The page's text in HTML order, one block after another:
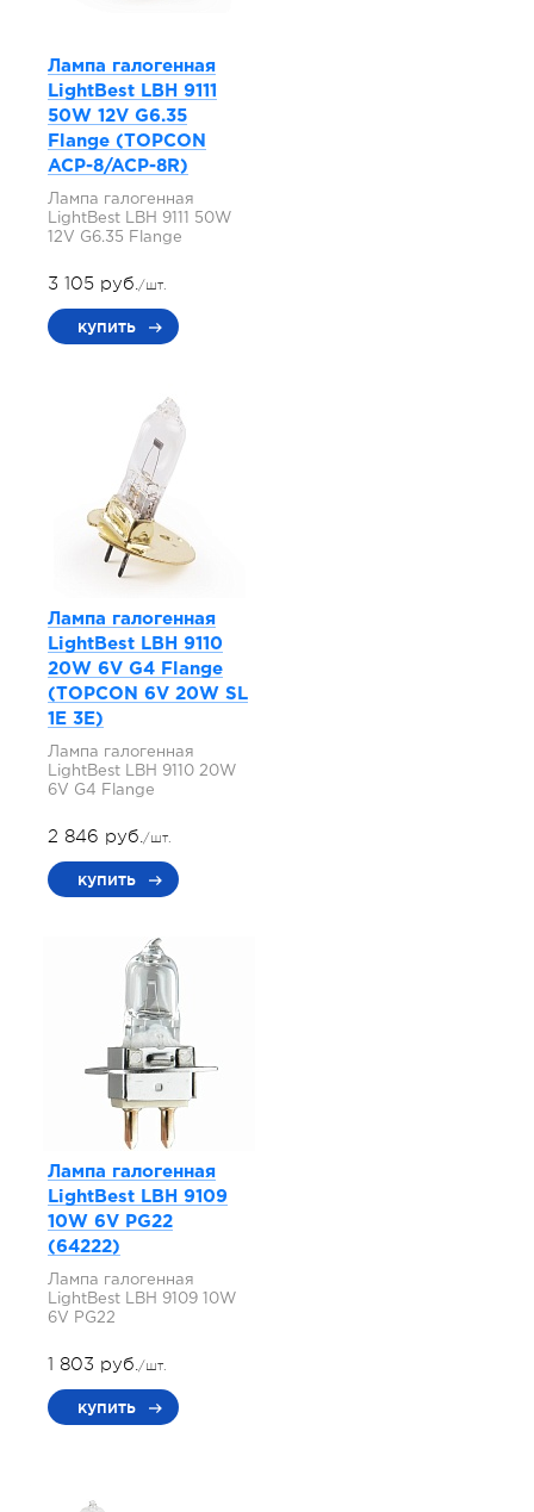
Лампа галогенная
LightBest LBH 9111
50W 12V G6.35
Flange (TOPCON
ACP-8/ACP-8R)
Лампа галогенная
LightBest LBH 9111 50W
12V G6.35 Flange
3 105 руб./шт.
купить
Лампа галогенная
LightBest LBH 9110
20W 6V G4 Flange
(TOPCON 6V 20W SL
1E 3E)
Лампа галогенная
LightBest LBH 9110 20W
6V G4 Flange
2 846 руб./шт.
купить
Лампа галогенная
LightBest LBH 9109
10W 6V PG22
(64222)
Лампа галогенная
LightBest LBH 9109 10W
6V PG22
1 803 руб./шт.
купить